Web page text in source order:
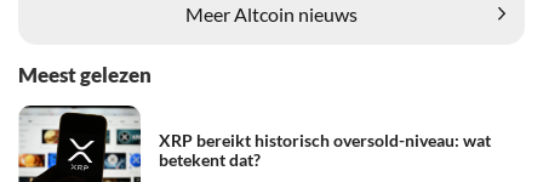
Meer Altcoin nieuws
Meest gelezen
XRP bereikt historisch oversold-niveau: wat
betekent dat?